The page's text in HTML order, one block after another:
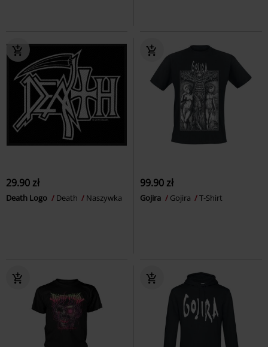
29.90 zł
Death Logo Death Naszywka
99.90 zł
Gojira Gojira T-Shirt